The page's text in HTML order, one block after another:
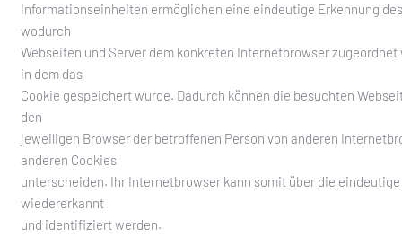
Informationseinheiten ermöglichen eine eindeutige Erkennung
wodurch
Webseiten und Server dem konkreten Internetbrowser zugeordnet
in dem das
Cookie gespeichert wurde. Dadurch können die besuchten
den
jeweiligen Browser der betroffenen Person von anderen
anderen Cookies
unterscheiden. Ihr Internetbrowser kann somit über die
wiedererkannt
und identifiziert werden.